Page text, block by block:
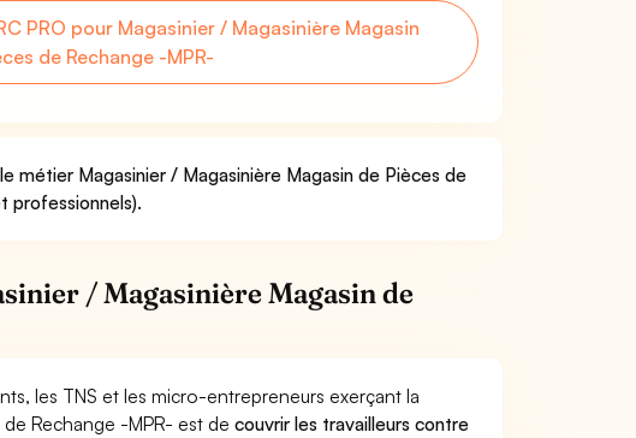
PRO pour Magasinier / Magasinière Magasin
de Rechange -MPR-
métier Magasinier / Magasinière Magasin de Pièces de
professionnels).
/ Magasinière Magasin de
les TNS et les micro-entrepreneurs exerçant la
de Rechange -MPR- est decouvrir les travailleurs contre